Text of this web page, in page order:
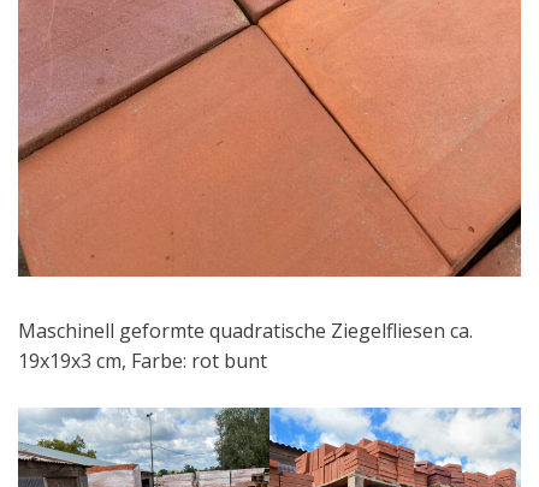
Maschinell geformte quadratische Ziegelfliesen ca.
19x19x3 cm, Farbe: rot bunt